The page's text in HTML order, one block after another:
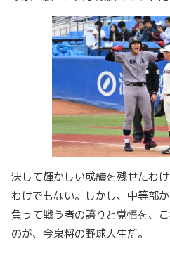
決して輝かしい成績を残せたわ
わけでもない。しかし、中等部
負って戦う者の誇りと覚悟を、
のが、今泉将の野球人生だ。